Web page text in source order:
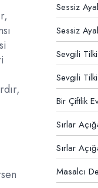
Sessiz
Sessiz
Sevgili
Sevgili
Bir Çiftlik
Sırlar
Sırlar
Masalcı